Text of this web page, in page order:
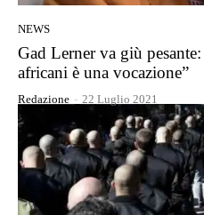
NEWS
Gad Lerner va giù
africani è una vocazione”
Redazione - 22 Luglio 2021